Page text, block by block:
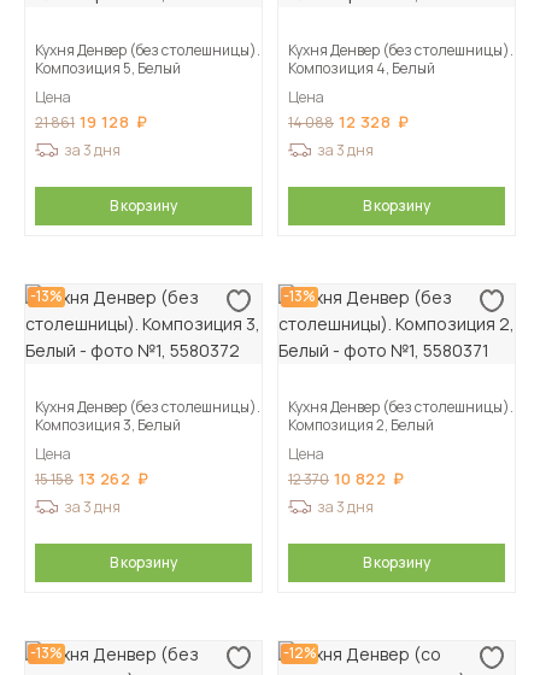
Кухня Денвер (без столешницы).
Композиция 5, Белый
Цена
21 861 19 128
за 3 дня
В корзину
Кухня Денвер (без столешницы).
Композиция 4, Белый
Цена
14 088 12 328
за 3 дня
В корзину
-13%
Кухня Денвер (без столешницы).
Композиция 3, Белый
Цена
15 158 13 262
за 3 дня
В корзину
-13%
Кухня Денвер (без столешницы).
Композиция 2, Белый
Цена
12 370 10 822
за 3 дня
В корзину
-13% -12%